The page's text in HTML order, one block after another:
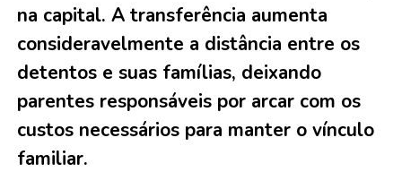
na capital. A transferência aumenta
consideravelmente a distância entre os
detentos e suas famílias, deixando
parentes responsáveis por arcar com os
custos necessários para manter o vínculo
familiar.